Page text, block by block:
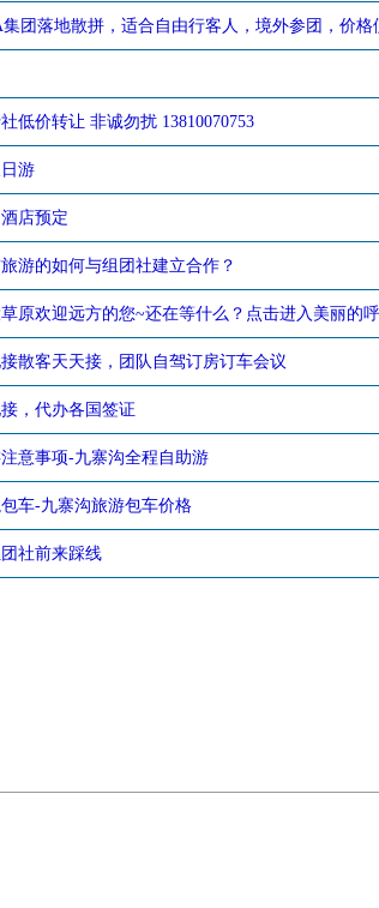
团落地散拼，适合自由行客人，境外参团，价格
低价转让 非诚勿扰 13810070753
游
店预定
游的如何与组团社建立合作？
原欢迎远方的您~还在等什么？点击进入美丽的
散客天天接，团队自驾订房订车会议
，代办各国签证
意事项-九寨沟全程自助游
车-九寨沟旅游包车价格
社前来踩线